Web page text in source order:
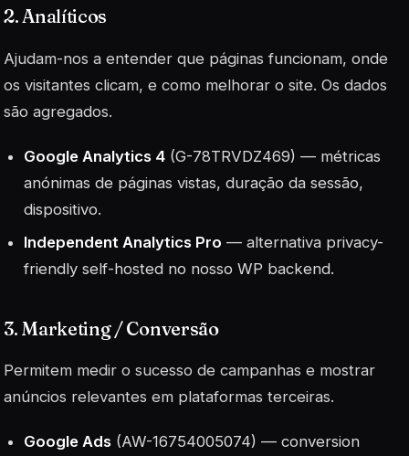
2. Analíticos
Ajudam-nos a entender que páginas funcionam, onde
os visitantes clicam, e como melhorar o site. Os dados
são agregados.
Google Analytics 4 (G-78TRVDZ469) — métricas
anónimas de páginas vistas, duração da sessão,
dispositivo.
Independent Analytics Pro — alternativa privacy-
friendly self-hosted no nosso WP backend.
3. Marketing / Conversão
Permitem medir o sucesso de campanhas e mostrar
anúncios relevantes em plataformas terceiras.
Google Ads (AW-16754005074) — conversion